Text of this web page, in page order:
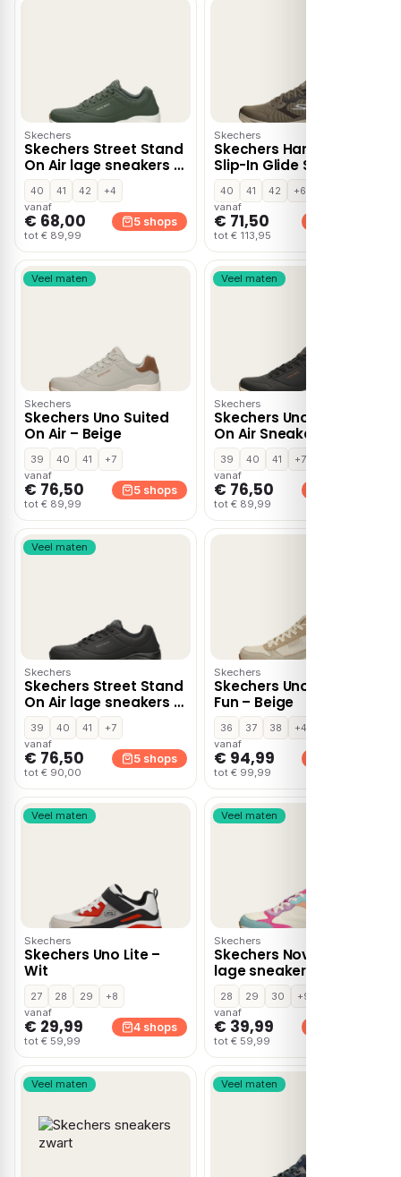
Skechers
Skechers Street Stand
On Air lage sneakers –
Groen
40 41 42
+4
vanaf
€ 68,00
tot € 89,99
5 shops
Skechers
Skechers Hands Free
Slip-In Glide Step 2
lage sneakers – Bruin
40 41 42
+6
vanaf
€ 71,50
tot € 113,95
Veel maten
Skechers
Skechers Uno Suited
On Air – Beige
39 40 41
+7
vanaf
€ 76,50
tot € 89,99
5 shops
Veel maten
Skechers
Skechers Uno Suited
On Air Sneakers zwart
39 40 41
+7
vanaf
€ 76,50
tot € 89,99
Veel maten
Skechers
Skechers Street Stand
On Air lage sneakers –
Zwart
39 40 41
+7
vanaf
€ 76,50
tot € 90,00
5 shops
Skechers
Skechers Uno 2 Much
Fun – Beige
36 37 38
+4
vanaf
€ 94,99
tot € 99,99
Veel maten
Skechers
Skechers Uno Lite –
Wit
27 28 29
+8
vanaf
€ 29,99
tot € 59,99
4 shops
Veel maten
Skechers
Skechers Nova Jogger
lage sneakers – Wit
28 29 30
+9
vanaf
€ 39,99
tot € 59,99
Veel maten Veel maten